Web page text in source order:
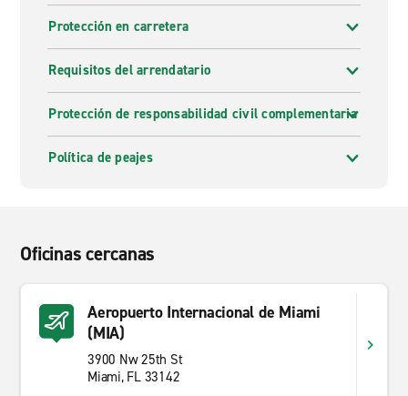
Protección en carretera
Requisitos del arrendatario
Protección de responsabilidad civil complementaria
Política de peajes
Oficinas cercanas
Aeropuerto Internacional de Miami
(MIA)
3900 Nw 25th St
Miami, FL 33142